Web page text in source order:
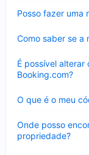
Posso fazer uma
Como saber se a
É possível alterar
Booking.com?
Contraído
O que é o meu
Onde posso
propriedade?